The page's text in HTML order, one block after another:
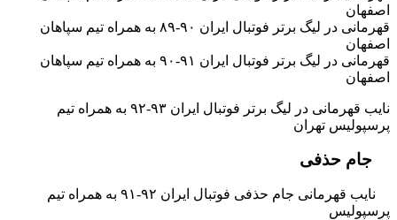
اصفهان
قهرمانی در لیگ برتر فوتبال ایران ۹۰-۸۹ به همراه تیم سپاهان
اصفهان
قهرمانی در لیگ برتر فوتبال ایران ۹۱-۹۰ به همراه تیم سپاهان
اصفهان
نایب قهرمانی در لیگ برتر فوتبال ایران ۹۳-۹۲ به همراه تیم
پرسپولیس تهران
جام حذفی
نایب قهرمانی جام حذفی فوتبال ایران ۹۲-۹۱ به همراه تیم
پرسپولیس